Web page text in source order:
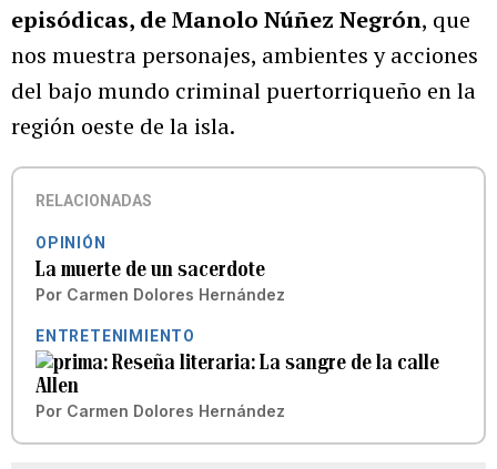
episódicas, de Manolo Núñez Negrón, que
nos muestra personajes, ambientes y acciones
del bajo mundo criminal puertorriqueño en la
región oeste de la isla.
RELACIONADAS
OPINIÓN
La muerte de un sacerdote
Por Carmen Dolores Hernández
ENTRETENIMIENTO
Reseña literaria: La sangre de la calle
Allen
Por Carmen Dolores Hernández